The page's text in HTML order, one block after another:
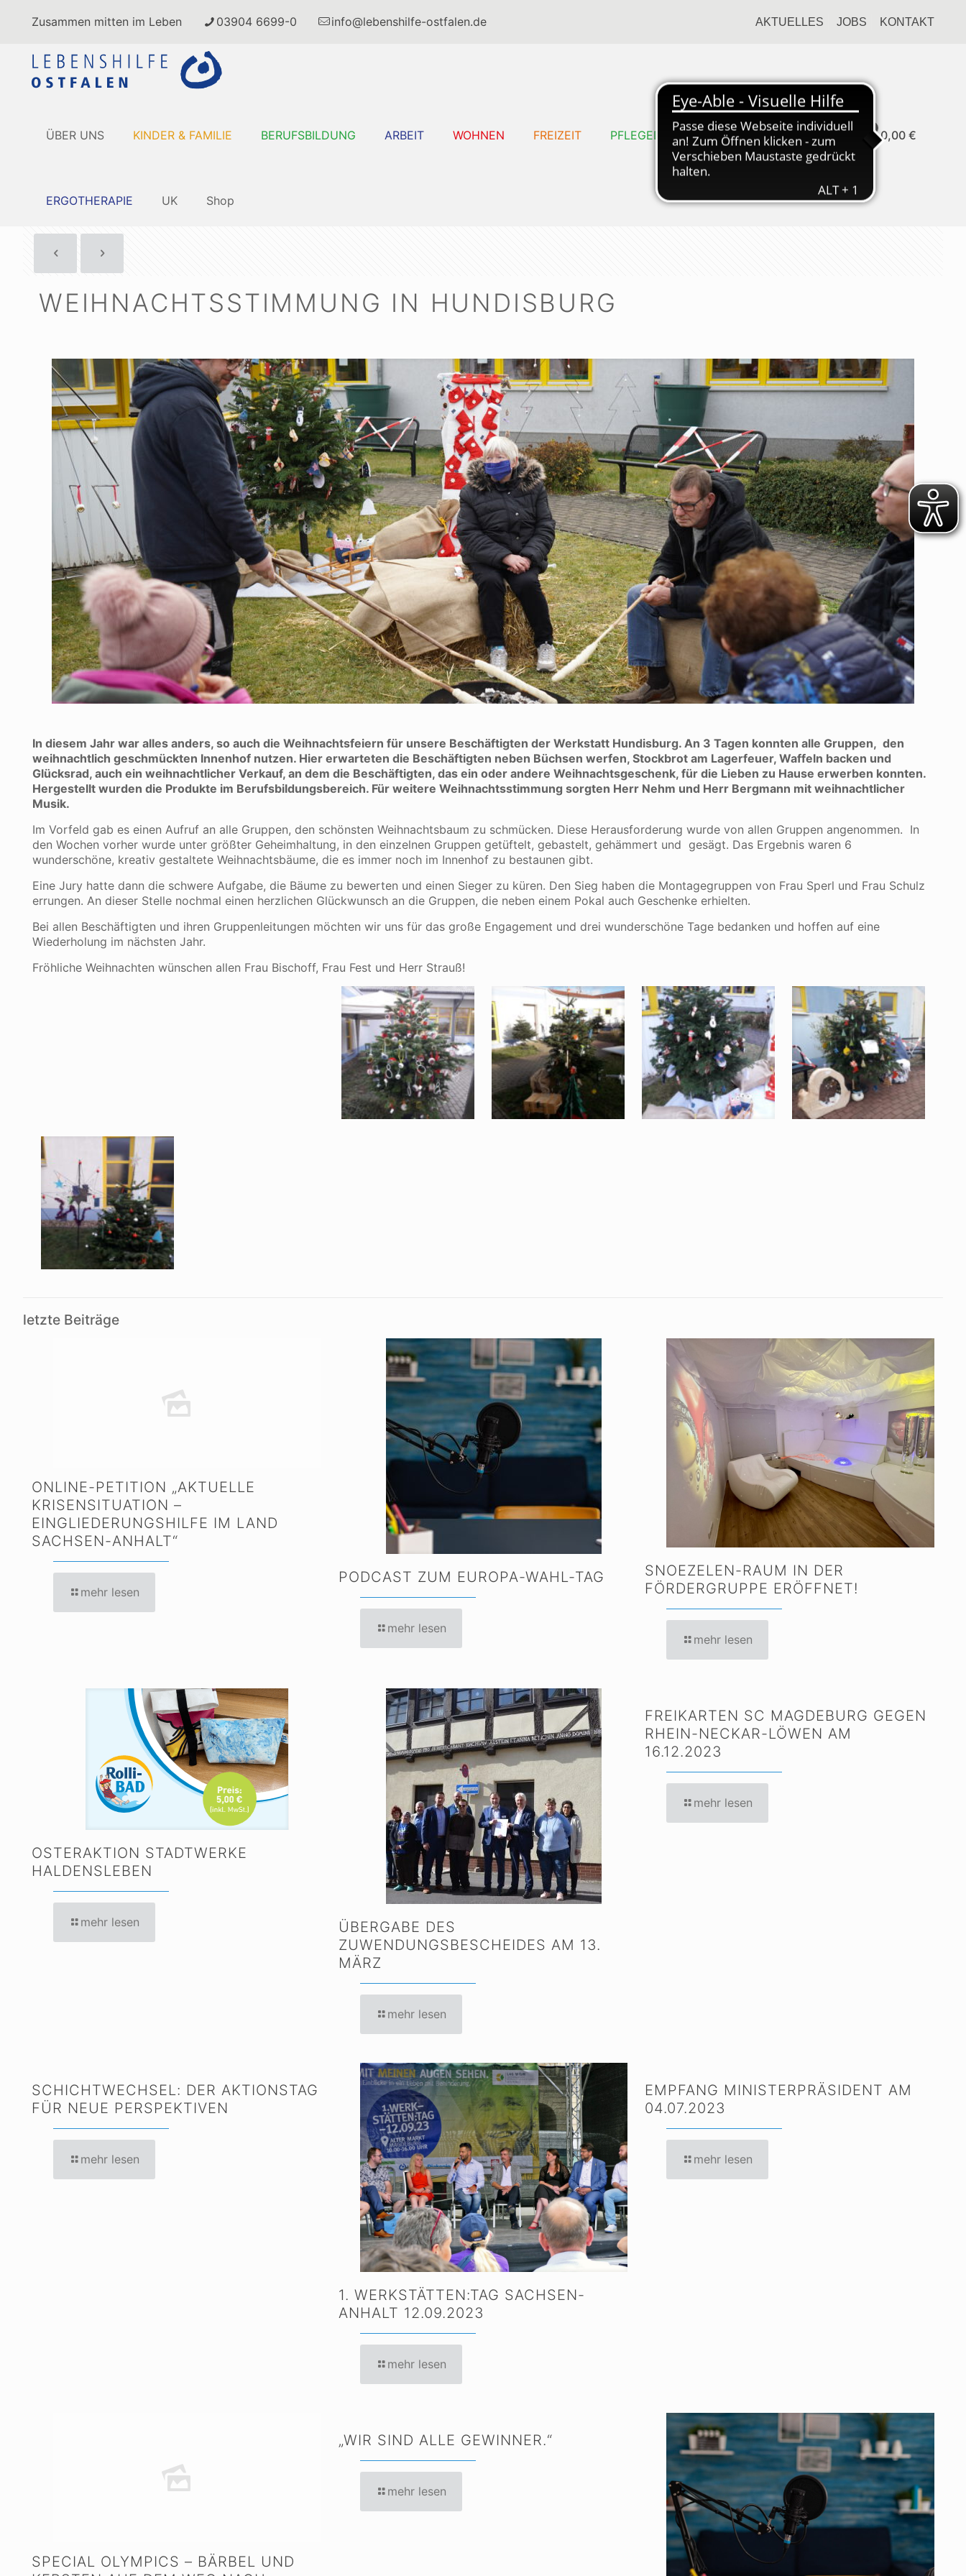
Zusammen mitten im Leben 03904 6699-0 info@lebenshilfe-ostfalen.de AKTUELLES JOBS KONTAKT
ÜBER UNS KINDER & FAMILIE BERUFSBILDUNG ARBEIT WOHNEN FREIZEIT PFLEGEDIENST
ERGOTHERAPIE UK Shop
0,00 €
WEIHNACHTSSTIMMUNG IN HUNDISBURG
In diesem Jahr war alles anders, so auch die Weihnachtsfeiern für unsere Beschäftigten der Werkstatt Hundisburg. An 3 Tagen konnten alle Gruppen, den
weihnachtlich geschmückten Innenhof nutzen. Hier erwarteten die Beschäftigten neben Büchsen werfen, Stockbrot am Lagerfeuer, Waffeln backen und
Glücksrad, auch ein weihnachtlicher Verkauf, an dem die Beschäftigten, das ein oder andere Weihnachtsgeschenk, für die Lieben zu Hause erwerben konnten.
Hergestellt wurden die Produkte im Berufsbildungsbereich. Für weitere Weihnachtsstimmung sorgten Herr Nehm und Herr Bergmann mit weihnachtlicher
Musik.
Im Vorfeld gab es einen Aufruf an alle Gruppen, den schönsten Weihnachtsbaum zu schmücken. Diese Herausforderung wurde von allen Gruppen angenommen. In
den Wochen vorher wurde unter größter Geheimhaltung, in den einzelnen Gruppen getüftelt, gebastelt, gehämmert und gesägt. Das Ergebnis waren 6
wunderschöne, kreativ gestaltete Weihnachtsbäume, die es immer noch im Innenhof zu bestaunen gibt.
Eine Jury hatte dann die schwere Aufgabe, die Bäume zu bewerten und einen Sieger zu küren. Den Sieg haben die Montagegruppen von Frau Sperl und Frau Schulz
errungen. An dieser Stelle nochmal einen herzlichen Glückwunsch an die Gruppen, die neben einem Pokal auch Geschenke erhielten.
Bei allen Beschäftigten und ihren Gruppenleitungen möchten wir uns für das große Engagement und drei wunderschöne Tage bedanken und hoffen auf eine
Wiederholung im nächsten Jahr.
Fröhliche Weihnachten wünschen allen Frau Bischoff, Frau Fest und Herr Strauß!
letzte Beiträge
ONLINE-PETITION „AKTUELLE
KRISENSITUATION –
EINGLIEDERUNGSHILFE IM LAND
SACHSEN-ANHALT“
mehr lesen
PODCAST ZUM EUROPA-WAHL-TAG
mehr lesen
SNOEZELEN-RAUM IN DER
FÖRDERGRUPPE ERÖFFNET!
mehr lesen
OSTERAKTION STADTWERKE
HALDENSLEBEN
mehr lesen
ÜBERGABE DES
ZUWENDUNGSBESCHEIDES AM 13.
MÄRZ
mehr lesen
FREIKARTEN SC MAGDEBURG GEGEN
RHEIN-NECKAR-LÖWEN AM
16.12.2023
mehr lesen
SCHICHTWECHSEL: DER AKTIONSTAG
FÜR NEUE PERSPEKTIVEN
mehr lesen
1. WERKSTÄTTEN:TAG SACHSEN-
ANHALT 12.09.2023
mehr lesen
EMPFANG MINISTERPRÄSIDENT AM
04.07.2023
mehr lesen
SPECIAL OLYMPICS – BÄRBEL UND
„WIR SIND ALLE GEWINNER.“
mehr lesen